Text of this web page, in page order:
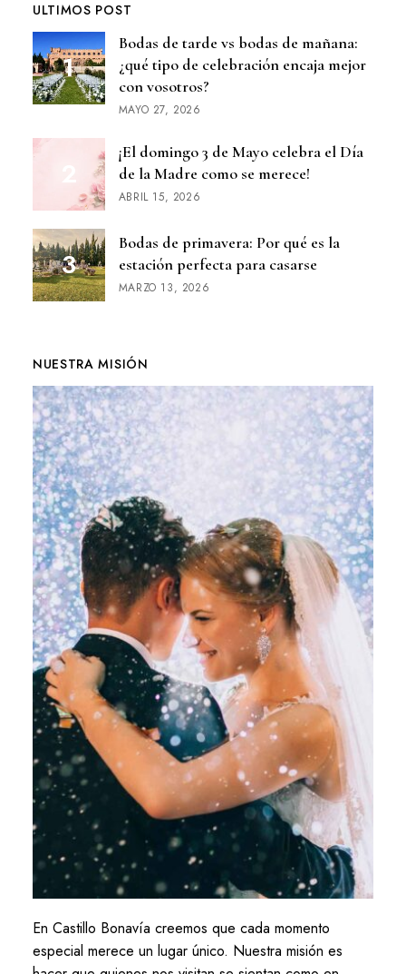
ULTIMOS POST
Bodas de tarde vs bodas de mañana:
¿qué tipo de celebración encaja mejor
con vosotros?
MAYO 27, 2026
¡El domingo 3 de Mayo celebra el Día
de la Madre como se merece!
ABRIL 15, 2026
Bodas de primavera: Por qué es la
estación perfecta para casarse
MARZO 13, 2026
NUESTRA MISIÓN
En Castillo Bonavía creemos que cada momento
especial merece un lugar único. Nuestra misión es